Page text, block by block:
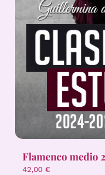
Flamenco medio
42,00 €